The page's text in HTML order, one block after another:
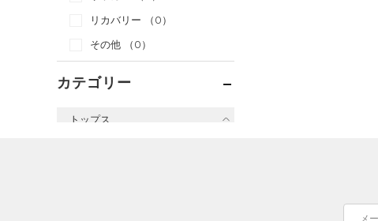
リカバリー
（0）
その他
（0）
カテゴリー
トップス